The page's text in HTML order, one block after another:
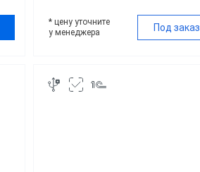
* цену уточните
у менеджера
Под заказ